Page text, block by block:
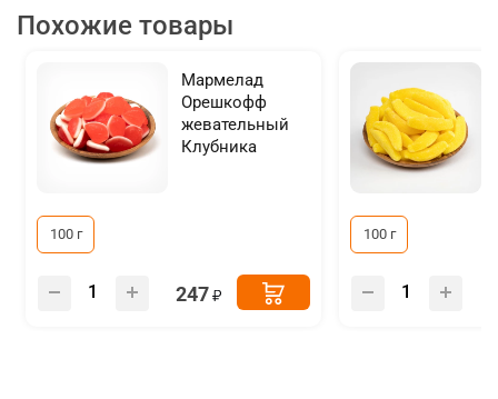
Похожие товары
Мармелад
Орешкофф
жевательный
Клубника
100 г
247
100 г